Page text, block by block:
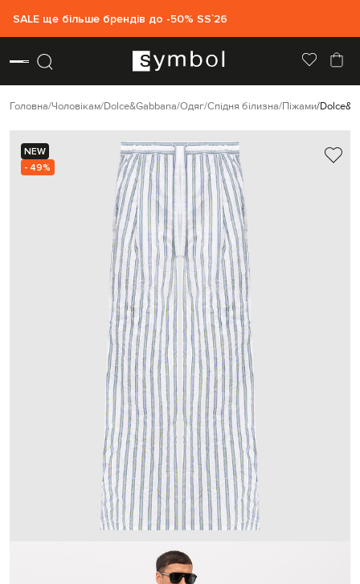
SALE ще більше брендів до -50% SS`26
Головна Чоловікам Dolce&Gabbana Одяг Спідня білизна Піжами
NEW
- 49%